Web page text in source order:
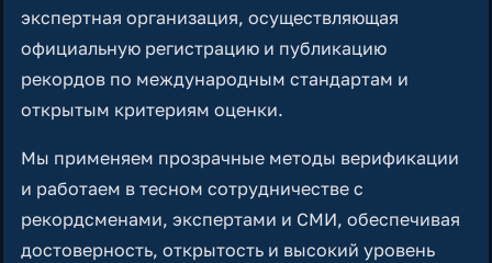
экспертная организация, осуществляющая
официальную регистрацию и публикацию
рекордов по международным стандартам и
открытым критериям оценки.
Мы применяем прозрачные методы верификации
и работаем в тесном сотрудничестве с
рекордсменами, экспертами и СМИ, обеспечивая
достоверность, открытость и высокий уровень